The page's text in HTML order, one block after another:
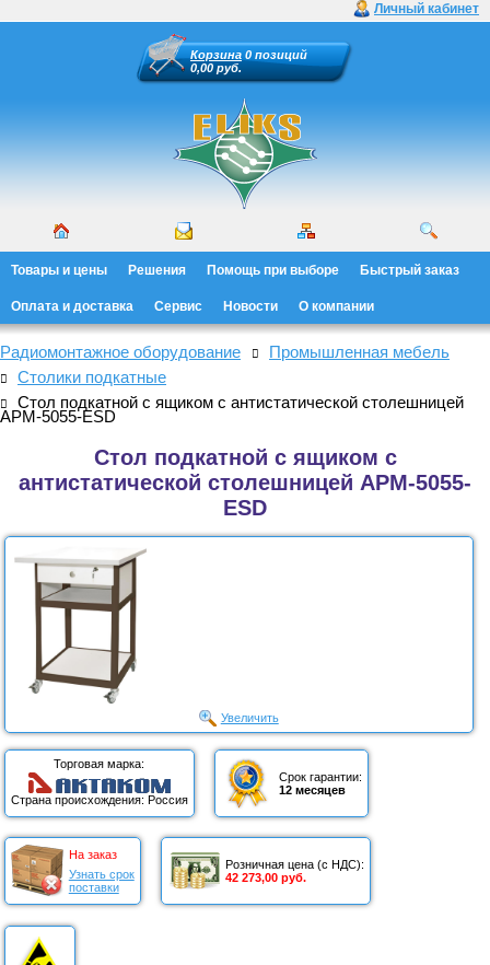
Личный кабинет
Корзина 0 позиций
0,00 руб.
Товары и цены Решения Помощь при выборе Быстрый заказ
Оплата и доставка Сервис Новости О компании
Радиомонтажное оборудование
Промышленная мебель
Столики подкатные
Стол подкатной с ящиком с антистатической столешницей
АРМ-5055-ESD
Стол подкатной с ящиком с
антистатической столешницей АРМ-5055-
ESD
Увеличить
Торговая марка:
Страна происхождения: Россия
Срок гарантии:
12 месяцев
На заказ
Узнать срок
поставки
Розничная цена (с НДС):
42 273,00 руб.